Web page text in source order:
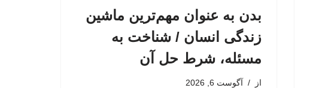
بدن به عنوان مهم‌ترین ماشین
زندگی انسان / شناخت به
مسئله، شرط حل آن
از آگوست 6, 2026